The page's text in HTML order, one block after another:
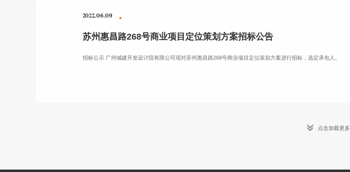
2022.06.09
苏州惠昌路268号商业项目定位策划方案招标公告
招标公示 广州城建开发设计院有限公司现对苏州惠昌路268号商业项目定位策划方案进行招标，选定承包人。
点击加载更多